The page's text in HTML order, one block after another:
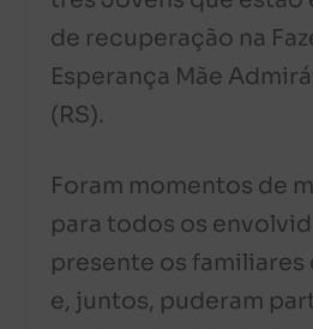
de recuperação na
Esperança Mãe
(RS).
Foram momentos de
para todos os
presente os
e, juntos, puderam